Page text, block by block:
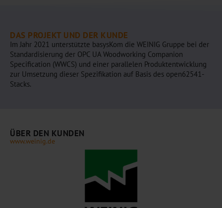
DAS PROJEKT UND DER KUNDE
Im Jahr 2021 unterstützte basysKom die WEINIG Gruppe bei der
Standardisierung der OPC UA Woodworking Companion
Specification (WWCS) und einer parallelen Produktentwicklung
zur Umsetzung dieser Spezifikation auf Basis des open62541-
Stacks.
ÜBER DEN KUNDEN
www.weinig.de